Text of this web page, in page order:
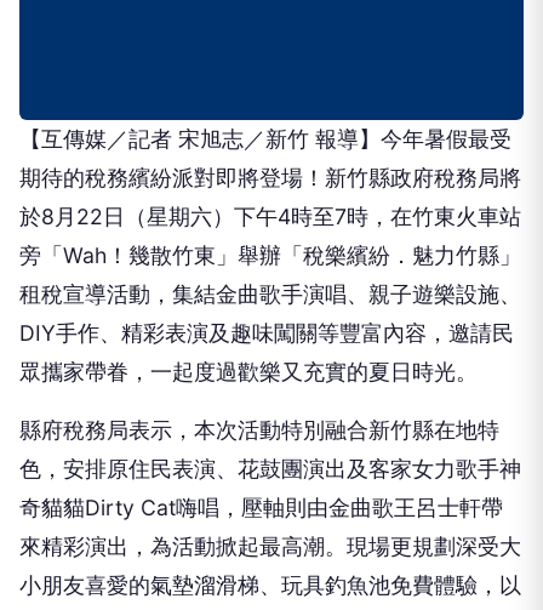
【互傳媒／記者 宋旭志／新竹 報導】今年暑假最受
期待的稅務繽紛派對即將登場！新竹縣政府稅務局將
於8月22日（星期六）下午4時至7時，在竹東火車站
旁「Wah！幾散竹東」舉辦「稅樂繽紛．魅力竹縣」
租稅宣導活動，集結金曲歌手演唱、親子遊樂設施、
DIY手作、精彩表演及趣味闖關等豐富內容，邀請民
眾攜家帶眷，一起度過歡樂又充實的夏日時光。
縣府稅務局表示，本次活動特別融合新竹縣在地特
色，安排原住民表演、花鼓團演出及客家女力歌手神
奇貓貓Dirty Cat嗨唱，壓軸則由金曲歌王呂士軒帶
來精彩演出，為活動掀起最高潮。現場更規劃深受大
小朋友喜愛的氣墊溜滑梯、玩具釣魚池免費體驗，以